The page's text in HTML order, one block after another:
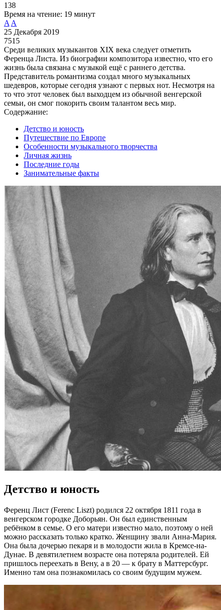
138
Время на чтение: 19 минут
A A
25 Декабря 2019
7515
Среди великих музыкантов XIX века следует отметить
Ференца Листа. Из биографии композитора известно, что его
жизнь была связана с музыкой ещё с раннего детства.
Представитель романтизма создал много музыкальных
шедевров, которые сегодня узнают с первых нот. Несмотря на
то что этот человек был выходцем из обычной венгерской
семьи, он смог покорить своим талантом весь мир.
Содержание:
Детство и юность
Путешествие по Европе
Особенности музыкального творчества
Личная жизнь
Последние годы
Занимательные факты
Детство и юность
Ференц Лист (Ferenc Liszt) родился 22 октября 1811 года в
венгерском городке Доборьян. Он был единственным
ребёнком в семье. О его матери известно мало, поэтому о ней
можно рассказать только кратко. Женщину звали Анна-Мария.
Она была дочерью пекаря и в молодости жила в Кремсе-на-
Дунае. В девятилетнем возрасте она потеряла родителей. Ей
пришлось переехать в Вену, а в 20 — к брату в Маттерсбург.
Именно там она познакомилась со своим будущим мужем.